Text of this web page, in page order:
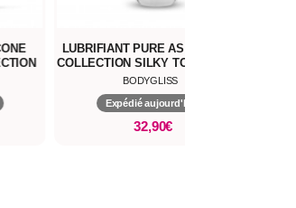
LUBRIFIANT PURE AS DIAMOND
COLLECTION SILKY TOUCH LUBE
BODYGLISS
Expédié aujourd'hui*
32,90€